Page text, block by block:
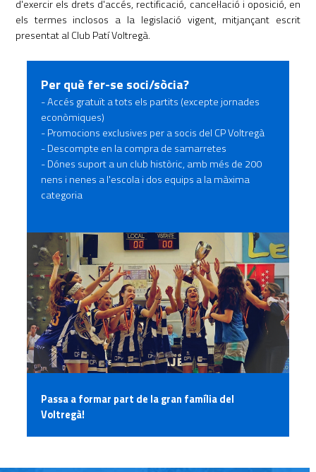
d'exercir els drets d'accés, rectificació, cancel·lació i oposició, en
els termes inclosos a la legislació vigent, mitjançant escrit
presentat al Club Patí Voltregà.
Per què fer-se soci/sòcia?
- Accés gratuït a tots els partits (excepte jornades
econòmiques)
- Promocions exclusives per a socis del CP Voltregà
- Descompte en la compra de samarretes
- Dónes suport a un club històric, amb més de 200
nens i nenes a l'escola i dos equips a la màxima
categoria
Passa a formar part de la gran família del
Voltregà!